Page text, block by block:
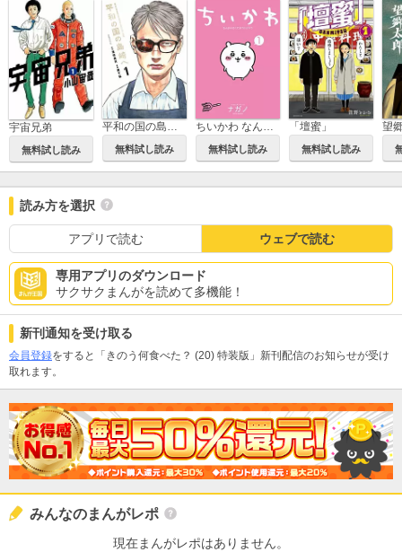
宇宙兄弟
無料試し読み
平和の国の島崎へ
無料試し読み 無料試し読み
「壇蜜」
無料試し読み
望
読み方を選択
アプリで読む ウェブで読む
専用アプリのダウンロード
サクサクまんがを読めて多機能！
新刊通知を受け取る
会員登録をすると「きのう何食べた？ (20) 特装版」新刊配信のお知らせが受け
取れます。
みんなのまんがレポ
現在まんがレポはありません。